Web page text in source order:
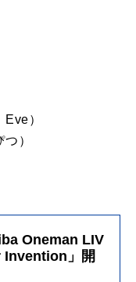
Eve）
つ）
Oneman LIV
Invention」開